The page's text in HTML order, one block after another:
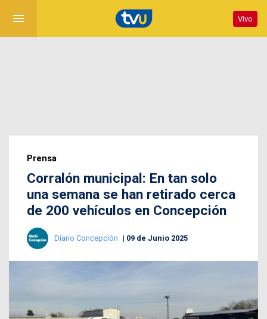
menu Vivo
Prensa
Corralón municipal: En tan solo
una semana se han retirado cerca
de 200 vehículos en Concepción
Diario Concepción 09 de Junio 2025